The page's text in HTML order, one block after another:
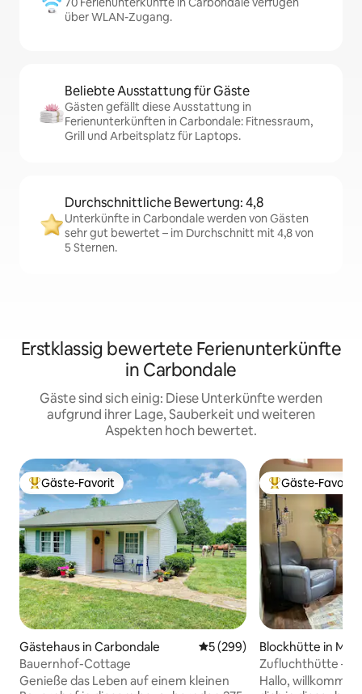
über WLAN-Zugang.
Beliebte Ausstattung für Gäste
Gästen gefällt diese Ausstattung in
Ferienunterkünften in Carbondale: Fitnessraum,
Grill und Arbeitsplatz für Laptops.
Durchschnittliche Bewertung: 4,8
Unterkünfte in Carbondale werden von Gästen
sehr gut bewertet – im Durchschnitt mit 4,8 von
5 Sternen.
Erstklassig bewertete Ferienunterkünfte
in Carbondale
Gäste sind sich einig: Diese Unterkünfte werden
aufgrund ihrer Lage, Sauberkeit und weiteren
Aspekten hoch bewertet.
Beliebter Gäste-Favorit.
Gäste-Favorit
Gästehaus in Carbondale Durchschnittliche
5 (299)
Bauernhof-Cottage
Genieße das Leben auf einem kleinen
Beliebter Gäste-
Gäste-Favorit
Blockhütte in
Zufluchthütte –
Hallo,